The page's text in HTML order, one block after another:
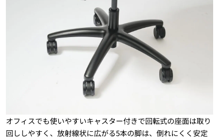
オフィスでも使いやすいキャスター付きで回転式の座面は取り
回ししやすく、放射線状に広がる5本の脚は、倒れにくく安定